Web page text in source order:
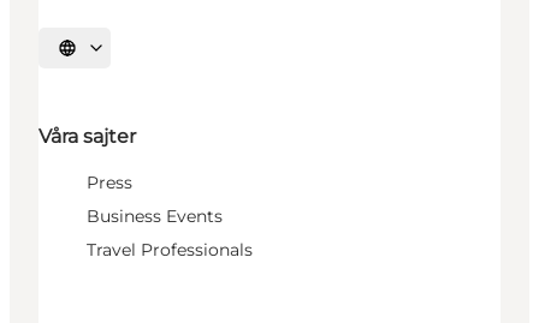
Välj språk
Våra sajter
Press
Business Events
Travel Professionals